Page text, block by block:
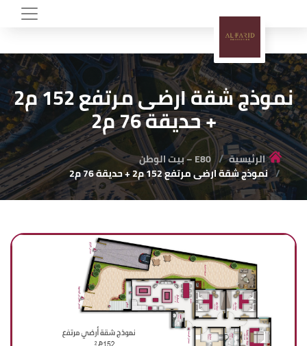
نموذج شقة ارضى مرتفع 152 م2
+ حديقة 76 م2
الرئيسية
نموذج شقة ارضى مرتفع 152 م2 + حديقة 76 م2